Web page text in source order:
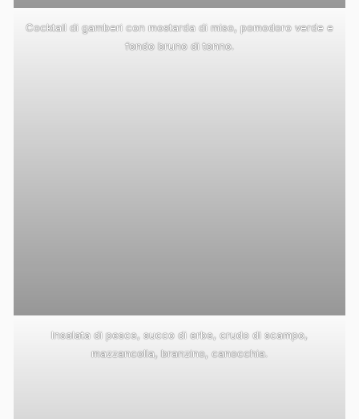
Cocktail di gamberi con mostarda di miso, pomodoro verde e
fondo bruno di tonno.
Insalata di pesce, succo di erbe, crudo di scampo,
mazzancolla, branzino, canocchia.